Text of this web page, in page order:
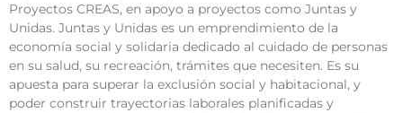
Proyectos CREAS, en apoyo a proyectos como Juntas y
Unidas. Juntas y Unidas es un emprendimiento de la
economía social y solidaria dedicado al cuidado de personas
en su salud, su recreación, trámites que necesiten. Es su
apuesta para superar la exclusión social y habitacional, y
poder construir trayectorias laborales planificadas y